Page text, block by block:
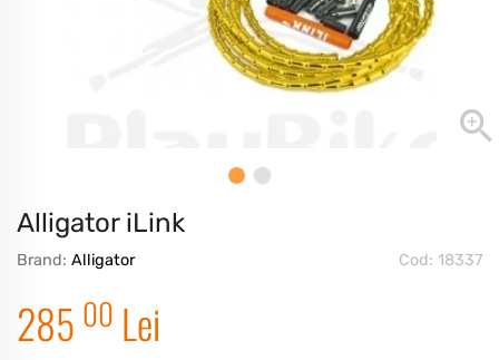
Alligator iLink
Brand: Alligator Cod: 18337
285 00 Lei